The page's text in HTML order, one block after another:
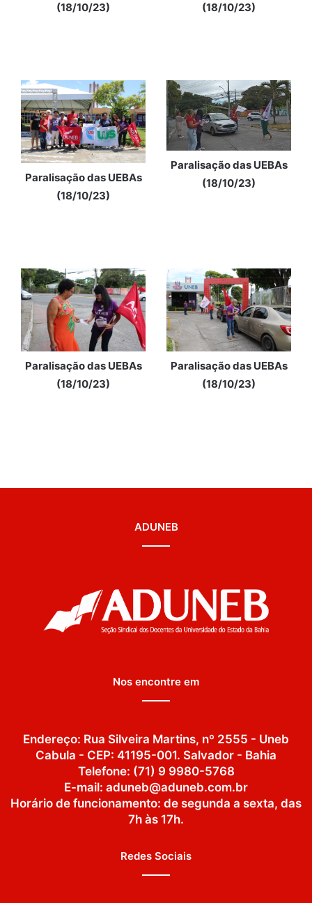
(18/10/23)
(18/10/23)
Paralisação das UEBAs
(18/10/23)
Paralisação das UEBAs
(18/10/23)
Paralisação das UEBAs
(18/10/23)
Paralisação das UEBAs
(18/10/23)
ADUNEB
Nos encontre em
Endereço: Rua Silveira Martins, nº 2555 - Uneb
Cabula - CEP: 41195-001. Salvador - Bahia
Telefone: (71) 9 9980-5768
E-mail: aduneb@aduneb.com.br
Horário de funcionamento: de segunda a sexta, das
7h às 17h.
Redes Sociais